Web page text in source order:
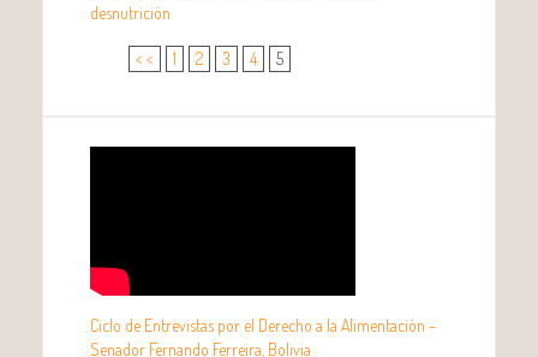
desnutrición
< < 1 2 3 4 5
Ciclo de Entrevistas por el Derecho a la Alimentación –
Senador Fernando Ferreira, Bolivia